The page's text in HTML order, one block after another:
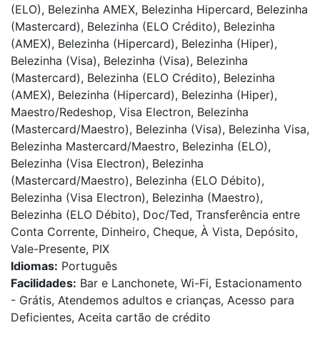
(ELO), Belezinha AMEX, Belezinha Hipercard, Belezinha
(Mastercard), Belezinha (ELO Crédito), Belezinha
(AMEX), Belezinha (Hipercard), Belezinha (Hiper),
Belezinha (Visa), Belezinha (Visa), Belezinha
(Mastercard), Belezinha (ELO Crédito), Belezinha
(AMEX), Belezinha (Hipercard), Belezinha (Hiper),
Maestro/Redeshop, Visa Electron, Belezinha
(Mastercard/Maestro), Belezinha (Visa), Belezinha Visa,
Belezinha Mastercard/Maestro, Belezinha (ELO),
Belezinha (Visa Electron), Belezinha
(Mastercard/Maestro), Belezinha (ELO Débito),
Belezinha (Visa Electron), Belezinha (Maestro),
Belezinha (ELO Débito), Doc/Ted, Transferência entre
Conta Corrente, Dinheiro, Cheque, À Vista, Depósito,
Vale-Presente, PIX
Idiomas: Português
Facilidades: Bar e Lanchonete, Wi-Fi, Estacionamento
- Grátis, Atendemos adultos e crianças, Acesso para
Deficientes, Aceita cartão de crédito